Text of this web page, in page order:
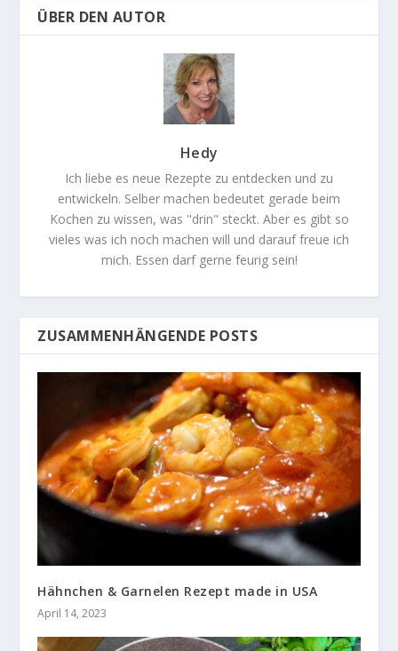
ÜBER DEN AUTOR
Hedy
Ich liebe es neue Rezepte zu entdecken und zu
entwickeln. Selber machen bedeutet gerade beim
Kochen zu wissen, was "drin" steckt. Aber es gibt so
vieles was ich noch machen will und darauf freue ich
mich. Essen darf gerne feurig sein!
ZUSAMMENHÄNGENDE POSTS
Hähnchen & Garnelen Rezept made in USA
April 14, 2023